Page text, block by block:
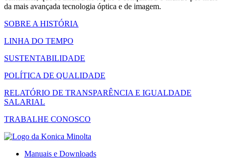
da mais avançada tecnologia óptica e de imagem.
SOBRE A HISTÓRIA
LINHA DO TEMPO
SUSTENTABILIDADE
POLÍTICA DE QUALIDADE
RELATÓRIO DE TRANSPARÊNCIA E IGUALDADE
SALARIAL
TRABALHE CONOSCO
Manuais e Downloads